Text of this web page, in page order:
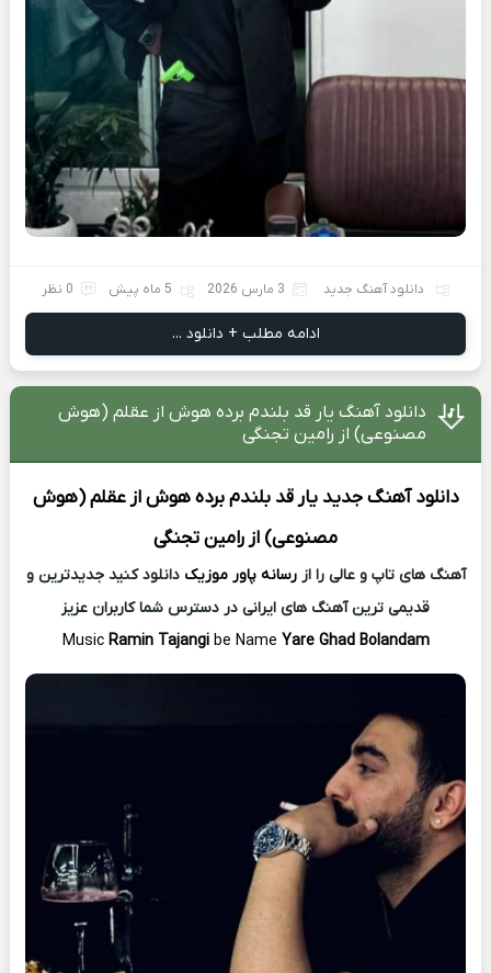
دانلود آهنگ جدید 3 مارس 2026 5 ماه پیش 0 نظر
ادامه مطلب + دانلود ...
دانلود آهنگ یار قد بلندم برده هوش از عقلم (هوش
مصنوعی) از رامین تجنگی
دانلود آهنگ جدید یار قد بلندم برده هوش از عقلم (هوش
مصنوعی) ازرامین تجنگی
آهنگ های تاپ و عالی را ازرسانه پاور موزیک دانلود کنید جدیدترین و
قدیمی ترین آهنگ های ایرانی در دسترس شما کاربران عزیز
MusicRamin Tajangi be Name Yare Ghad Bolandam